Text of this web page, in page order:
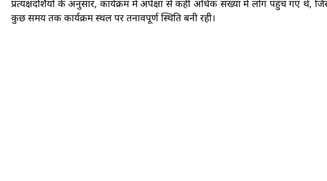
प्रत्यक्षदर्शियों के अनुसार, कार्यक्रम में अपेक्षा से कहीं अधिक संख्या में लोग पहुंच गए थे,
कुछ समय तक कार्यक्रम स्थल पर तनावपूर्ण स्थिति बनी रही।